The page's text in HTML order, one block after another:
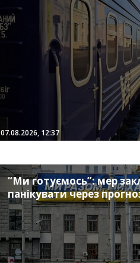
07.08.2026, 12:37
“Ми готуємось”: мер
панікувати через